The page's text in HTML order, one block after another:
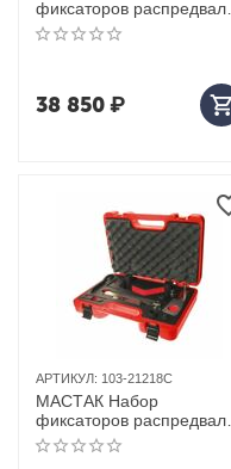
фиксаторов распредвала
/ коленвала, BMW, кейс, 8
предметов
38 850₽
АРТИКУЛ: 103-21218C
МАСТАК Набор
фиксаторов распредвала
/ коленвала, BMW, кейс, 8
предметов